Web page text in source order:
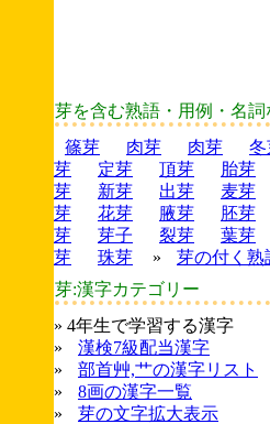
芽を含む熟語・用例・名詞
篠芽
肉芽 肉芽 冬
芽
定芽 頂芽 胎芽
芽
新芽 出芽 麦芽
芽
花芽 腋芽 胚芽
芽
芽子 裂芽 葉芽
芽
珠芽 »
芽の付く熟
芽:漢字カテゴリー
» 4年生で学習する漢字
»
漢検7級配当漢字
»
部首艸,艹の漢字リスト
»
8画の漢字一覧
»
芽の文字拡大表示